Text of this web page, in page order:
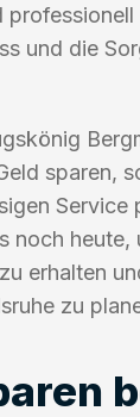
und die
sparen,
Service
noch heute,
erhalten
zu